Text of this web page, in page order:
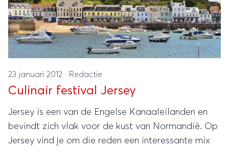
23 januari 2012 · Redactie
Culinair festival Jersey
Jersey is een van de Engelse Kanaaleilanden en
bevindt zich vlak voor de kust van Normandië. Op
Jersey vind je om die reden een interessante mix